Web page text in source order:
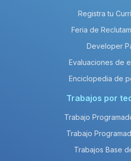
Registra tu
Feria de
Developer
Evaluaciones de
Enciclopedia de
Trabajos por
Trabajo
Trabajo
Trabajos Base